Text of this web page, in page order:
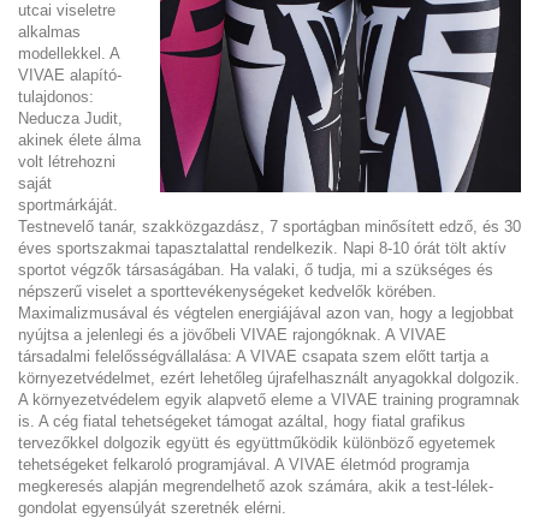
utcai viseletre
alkalmas
modellekkel. A
VIVAE alapító-
tulajdonos:
Neducza Judit,
akinek élete álma
volt létrehozni
saját
sportmárkáját.
Testnevelő tanár, szakközgazdász, 7 sportágban minősített edző, és 30
éves sportszakmai tapasztalattal rendelkezik. Napi 8-10 órát tölt aktív
sportot végzők társaságában. Ha valaki, ő tudja, mi a szükséges és
népszerű viselet a sporttevékenységeket kedvelők körében.
Maximalizmusával és végtelen energiájával azon van, hogy a legjobbat
nyújtsa a jelenlegi és a jövőbeli VIVAE rajongóknak. A VIVAE
társadalmi felelősségvállalása: A VIVAE csapata szem előtt tartja a
környezetvédelmet, ezért lehetőleg újrafelhasznált anyagokkal dolgozik.
A környezetvédelem egyik alapvető eleme a VIVAE training programnak
is. A cég fiatal tehetségeket támogat azáltal, hogy fiatal grafikus
tervezőkkel dolgozik együtt és együttműködik különböző egyetemek
tehetségeket felkaroló programjával. A VIVAE életmód programja
megkeresés alapján megrendelhető azok számára, akik a test-lélek-
gondolat egyensúlyát szeretnék elérni.